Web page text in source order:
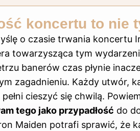
koncertu to nie
o czasie trwania koncertu
towarzysząca tym
banerów czas płynie
zagadnieniu. Każdy utwór,
cieszyć się chwilą.
tego jako przypadłość do
Maiden potrafi sprawić, że